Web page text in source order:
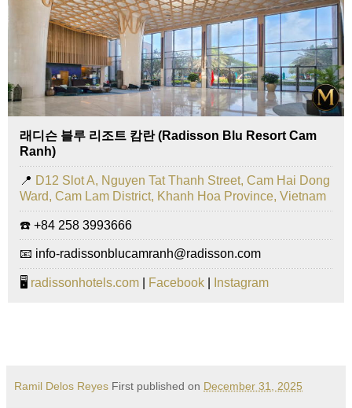
래디슨 블루 리조트 캄란 (Radisson Blu Resort Cam
Ranh)
📍 D12 Slot A, Nguyen Tat Thanh Street, Cam Hai Dong
Ward, Cam Lam District, Khanh Hoa Province, Vietnam
☎️ +84 258 3993666
📧 info-radissonblucamranh@radisson.com
🖥️ radissonhotels.com Facebook Instagram
Ramil Delos Reyes First published on December 31, 2025